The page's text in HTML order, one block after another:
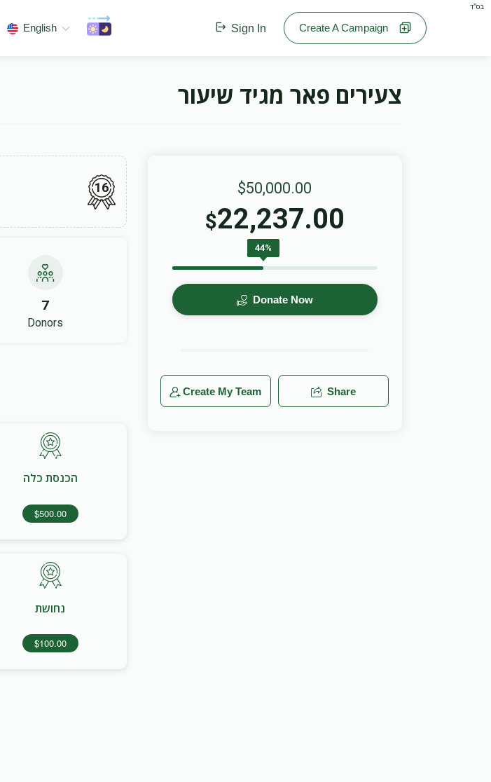
בס"ד
English Sign In Create A Campaign
צעירים פאר מגיד שיעור
16
7
Donors
הכנסת כלה
$500.00
נחושת
$100.00
$50,000.00
$22,237.00
44%
Donate Now
Create My Team Share